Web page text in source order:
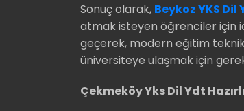
Sonuç olarak, Beykoz YKS Dil
atmak isteyen öğrenciler için
geçerek, modern eğitim
üniversiteye ulaşmak için
Çekmeköy Yks Dil Ydt